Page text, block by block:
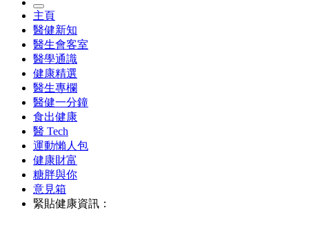
主頁
醫健新知
醫生會客室
醫學通識
健康精選
醫生專欄
醫健一分鐘
食出健康
醫 Tech
運動懶人包
健康財富
糖胖與你
意見箱
緊貼健康資訊：